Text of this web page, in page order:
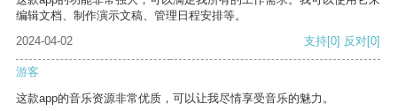
编辑文档、制作演示文稿、管理日程安排等。
2024-04-02
支持[0] 反对[0]
游客
这款app的音乐资源非常优质，可以让我尽情享受音乐的魅力。